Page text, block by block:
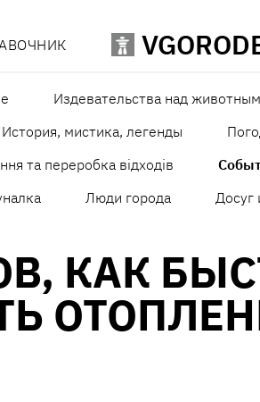
Издевательства над
История, мистика, легенды
та переробка відходів
Люди города Досуг
КАК